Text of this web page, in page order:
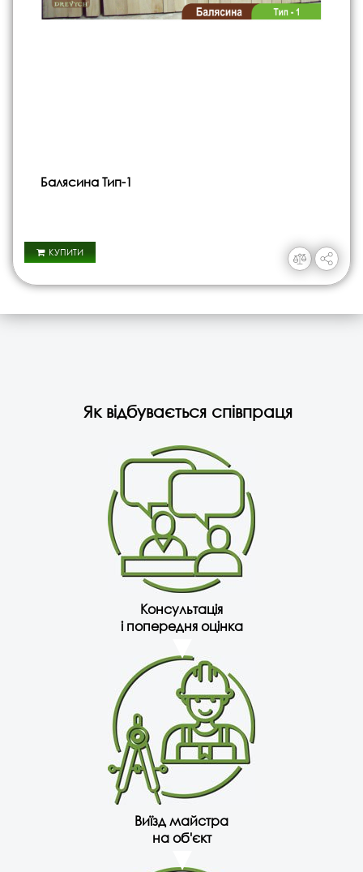
Балясина Тип-1
КУПИТИ
Як відбувається співпраця
Консультація
і попередня оцінка
Виїзд майстра
на об'єкт